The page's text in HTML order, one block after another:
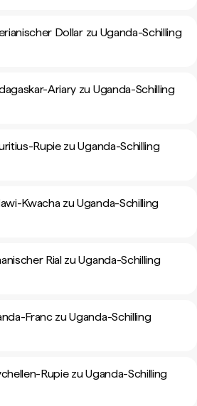
Dollar zu Uganda-Schilling
Ariary zu Uganda-Schilling
Rupie zu Uganda-Schilling
Kwacha zu Uganda-Schilling
Rial zu Uganda-Schilling
Franc zu Uganda-Schilling
Rupie zu Uganda-Schilling